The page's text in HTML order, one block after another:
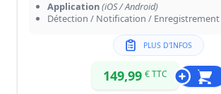
Application(iOS / Android)
Détection / Notification / Enregistrement
PLUS D'INFOS
149,99 € TTC